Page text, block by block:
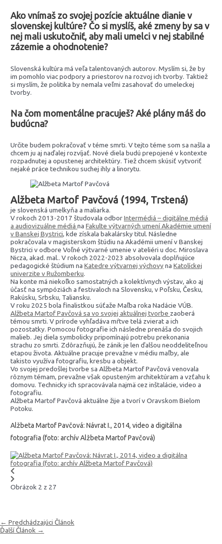
Ako vnímaš zo svojej pozície aktuálne dianie v
slovenskej kultúre? Čo si myslíš, aké zmeny by sa v
nej mali uskutočniť, aby mali umelci v nej stabilné
zázemie a ohodnotenie?
Slovenská kultúra má veľa talentovaných autorov. Myslím si, že by
im pomohlo viac podpory a priestorov na rozvoj ich tvorby. Taktiež
si myslím, že politika by nemala veľmi zasahovať do umeleckej
tvorby.
Na čom momentálne pracuješ? Aké plány máš do
budúcna?
Určite budem pokračovať v téme smrti. V tejto téme som sa našla a
chcem ju aj naďalej rozvíjať. Nové diela budú prepojené v kontexte
rozpadnutej a opustenej architektúry. Tiež chcem skúsiť vytvoriť
nejaké práce technikou suchej ihly a linorytu.
Alžbeta Martof Pavčová (1994, Trstená)
je slovenská umelkyňa a maliarka.
V rokoch 2013-2017 študovala odborIntermédiá – digitálne médiá
a audiovizuálne médiánaFakulte výtvarných umeníAkadémie umení
v Banskej Bystrici, kde získala bakalársky titul. Následne
pokračovala v magisterskom štúdiu na Akadémii umení v Banskej
Bystrici v odbore Voľné výtvarné umenie v ateliéri u doc. Miroslava
Nicza, akad. mal.. V rokoch 2022-2023 absolvovala doplňujúce
pedagogické štúdium naKatedre výtvarnej výchovynaKatolíckej
univerzite v Ružomberku.
Na konte má niekoľko samostatných a kolektívnych výstav, ako aj
účasť na sympóziách a festivaloch na Slovensku, v Poľsku, Česku,
Rakúsku, Srbsku, Taliansku.
V roku 2025 bola finalistkou súťaže Maľba roka Nadácie VÚB.
Alžbeta Martof Pavčová sa vo svojej aktuálnej tvorbe zaoberá
témou smrti. V prírode vyhľadáva mŕtve telá zvierat a ich
pozostatky. Pomocou fotografie ich následne prenáša do svojich
malieb. Jej diela symbolicky pripomínajú potrebu prekonania
strachu zo smrti. Zdôrazňujú, že zánik je len ďalšou neoddeliteľnou
etapou života. Aktuálne pracuje prevažne v médiu maľby, ale
takisto využíva fotografiu, kresbu a objekt.
Vo svojej predošlej tvorbe sa Alžbeta Martof Pavčová venovala
rôznym témam, prevažne však opusteným architektúram a vzťahu k
domovu. Technicky ich spracovávala najmä cez inštalácie, video a
fotografiu.
Alžbeta Martof Pavčová aktuálne žije a tvorí v Oravskom Bielom
Potoku.
Alžbeta Martof Pavčová: Návrat I., 2014, video a digitálna
fotografia (foto: archív Alžbeta Martof Pavčová)
Obrázok 2 z 27
← Predchádzajúci Článok
Ďalší Článok →